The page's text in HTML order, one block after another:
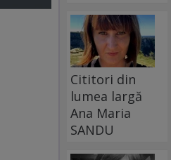
Cititori din
lumea largă
Ana Maria
SANDU